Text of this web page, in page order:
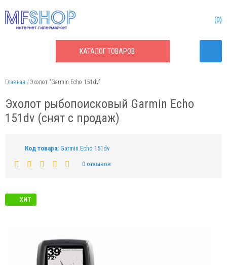
КАТАЛОГТОВАРОВ
0
Главная Эхолот "Garmin Echo 151dv"
Эхолот рыбопоисковый Garmin Echo
151dv (снят с продаж)
Код товара: Garmin Echo 151dv
0 отзывов
ХИТ